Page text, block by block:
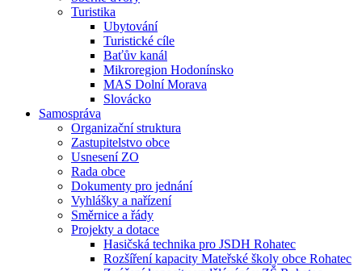
Turistika
Ubytování
Turistické cíle
Baťův kanál
Mikroregion Hodonínsko
MAS Dolní Morava
Slovácko
Samospráva
Organizační struktura
Zastupitelstvo obce
Usnesení ZO
Rada obce
Dokumenty pro jednání
Vyhlášky a nařízení
Směrnice a řády
Projekty a dotace
Hasičská technika pro JSDH Rohatec
Rozšíření kapacity Mateřské školy obce Rohatec